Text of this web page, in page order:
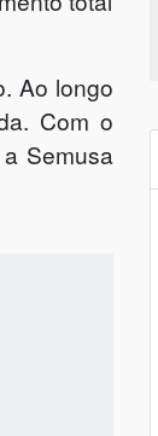
Ao longo
Com o
Semusa